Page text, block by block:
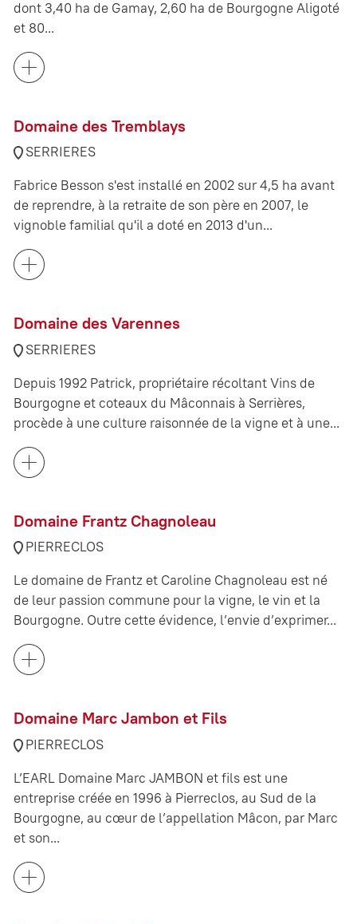
dont 3,40 ha de Gamay, 2,60 ha de Bourgogne Aligoté
et 80...
Domaine des Tremblays
SERRIERES
Fabrice Besson s'est installé en 2002 sur 4,5 ha avant
de reprendre, à la retraite de son père en 2007, le
vignoble familial qu'il a doté en 2013 d'un...
Domaine des Varennes
SERRIERES
Depuis 1992 Patrick, propriétaire récoltant Vins de
Bourgogne et coteaux du Mâconnais à Serrières,
procède à une culture raisonnée de la vigne et à une...
Domaine Frantz Chagnoleau
PIERRECLOS
Le domaine de Frantz et Caroline Chagnoleau est né
de leur passion commune pour la vigne, le vin et la
Bourgogne. Outre cette évidence, l’envie d’exprimer...
Domaine Marc Jambon et Fils
PIERRECLOS
L’EARL Domaine Marc JAMBON et fils est une
entreprise créée en 1996 à Pierreclos, au Sud de la
Bourgogne, au cœur de l’appellation Mâcon, par Marc
et son...